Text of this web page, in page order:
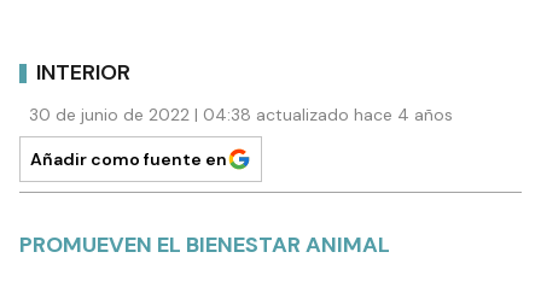
INTERIOR
30 de junio de 2022 | 04:38 actualizado hace 4 años
Añadir como fuente en
PROMUEVEN EL BIENESTAR ANIMAL